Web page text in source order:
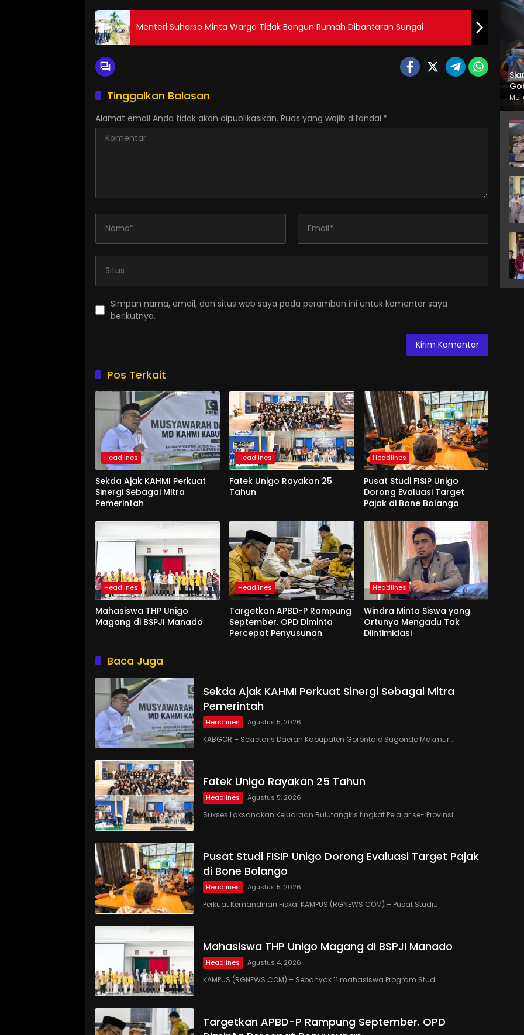
Menteri Suharso Minta Warga Tidak Bangun Rumah Dibantaran Sungai
Tinggalkan Balasan
Alamat email Anda tidak akan dipublikasikan. Ruas yang wajib ditandai *
Simpan nama, email, dan situs web saya pada peramban ini untuk komentar saya
berikutnya.
Pos Terkait
Headlines
Sekda Ajak KAHMI Perkuat
Sinergi Sebagai Mitra
Pemerintah
Headlines
Fatek Unigo Rayakan 25
Tahun
Headlines
Pusat Studi FISIP Unigo
Dorong Evaluasi Target
Pajak di Bone Bolango
Headlines
Mahasiswa THP Unigo
Magang di BSPJI Manado
Headlines
Targetkan APBD-P Rampung
September. OPD Diminta
Percepat Penyusunan
Headlines
Windra Minta Siswa yang
Ortunya Mengadu Tak
Diintimidasi
Baca Juga
Sekda Ajak KAHMI Perkuat Sinergi Sebagai Mitra
Pemerintah
Headlines Agustus 5, 2026
KABGOR – Sekretaris Daerah Kabupaten Gorontalo Sugondo Makmur…
Fatek Unigo Rayakan 25 Tahun
Headlines Agustus 5, 2026
Sukses Laksanakan Kejuaraan Bulutangkis tingkat Pelajar se- Provinsi…
Pusat Studi FISIP Unigo Dorong Evaluasi Target Pajak
di Bone Bolango
Headlines Agustus 5, 2026
Perkuat Kemandirian Fiskal KAMPUS (RGNEWS.COM) – Pusat Studi…
Mahasiswa THP Unigo Magang di BSPJI Manado
Headlines Agustus 4, 2026
KAMPUS (RGNEWS.COM) – Sebanyak 11 mahasiswa Program Studi…
Targetkan APBD-P Rampung September. OPD
Mei